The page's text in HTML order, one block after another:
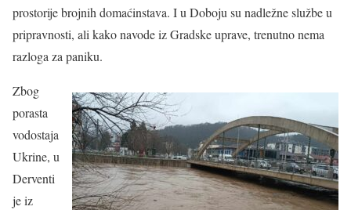
prostorije brojnih domaćinstava. I u Doboju su nadležne službe u
pripravnosti, ali kako navode iz Gradske uprave, trenutno nema
razloga za paniku.
Zbog
porasta
vodostaja
Ukrine, u
Derventi
je iz